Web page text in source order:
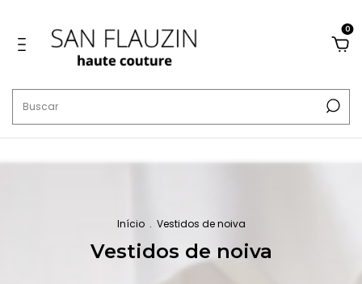
0
Início . Vestidos de noiva
Vestidos de noiva